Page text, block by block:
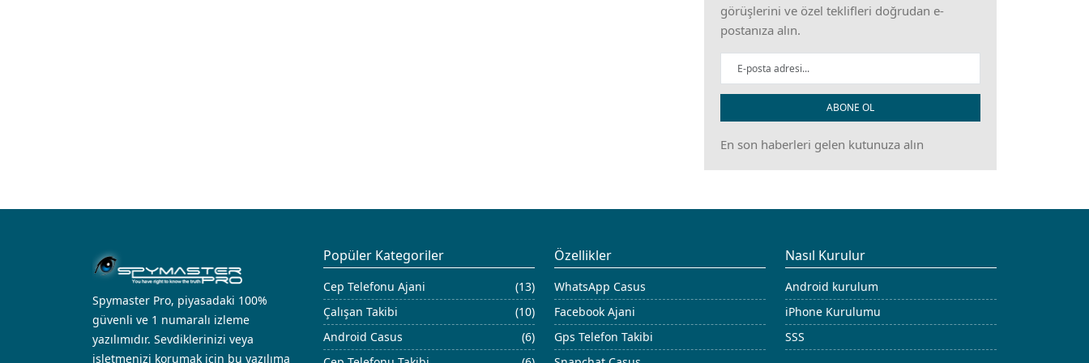
görüşlerini ve özel teklifleri doğrudan e-
postanıza alın.
ABONE OL
En son haberleri gelen kutunuza alın
Spymaster Pro, piyasadaki 100%
güvenli ve 1 numaralı izleme
yazılımıdır. Sevdiklerinizi veya
işletmenizi korumak için bu yazılıma
Popüler Kategoriler
Cep Telefonu Ajani
(13)
Çalışan Takibi
(10)
Android Casus
(6)
Özellikler
WhatsApp Casus
Facebook Ajani
Gps Telefon Takibi
Nasıl Kurulur
Android kurulum
iPhone Kurulumu
SSS